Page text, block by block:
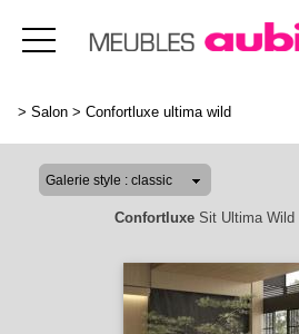
> Salon > Confortluxe ultima wild
ConfortluxeSit Ultima Wild